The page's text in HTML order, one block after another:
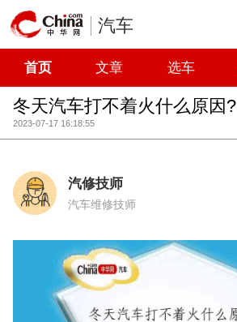
汽车
首页 文章 选车
冬天汽车打不着火什么原因?
2023-07-17 16:18:55
汽修技师
汽车维修技师